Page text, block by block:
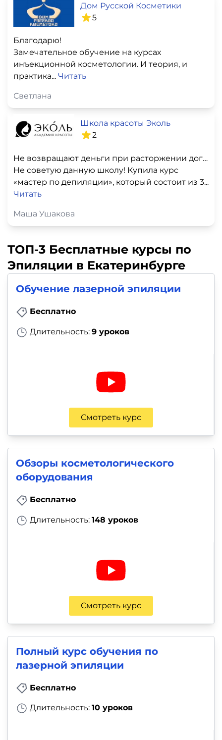
Дом Русской Косметики
5
Благодарю!
Замечательное обучение на курсах
инъекционной косметологии. И теория, и
практика... Читать
Светлана
Школа красоты Эколь
2
Не возвращают деньги при расторжении договора
Не советую данную школу! Купила курс
«мастер по депиляции», который состоит из 3...
Читать
Маша Ушакова
ТОП-3 Бесплатные курсы по
Эпиляции в Екатеринбурге
Обучение лазерной эпиляции
Бесплатно
Длительность: 9 уроков
Смотреть курс
Обзоры косметологического
оборудования
Бесплатно
Длительность: 148 уроков
Смотреть курс
Полный курс обучения по
лазерной эпиляции
Бесплатно
Длительность: 10 уроков